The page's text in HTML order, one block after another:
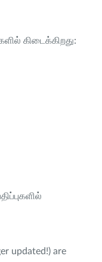
கிடைக்கிறது:
updated!) are